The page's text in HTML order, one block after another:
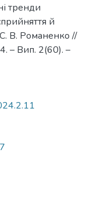
тренди
й
С. В. Романенко //
– Вип. 2(60). –